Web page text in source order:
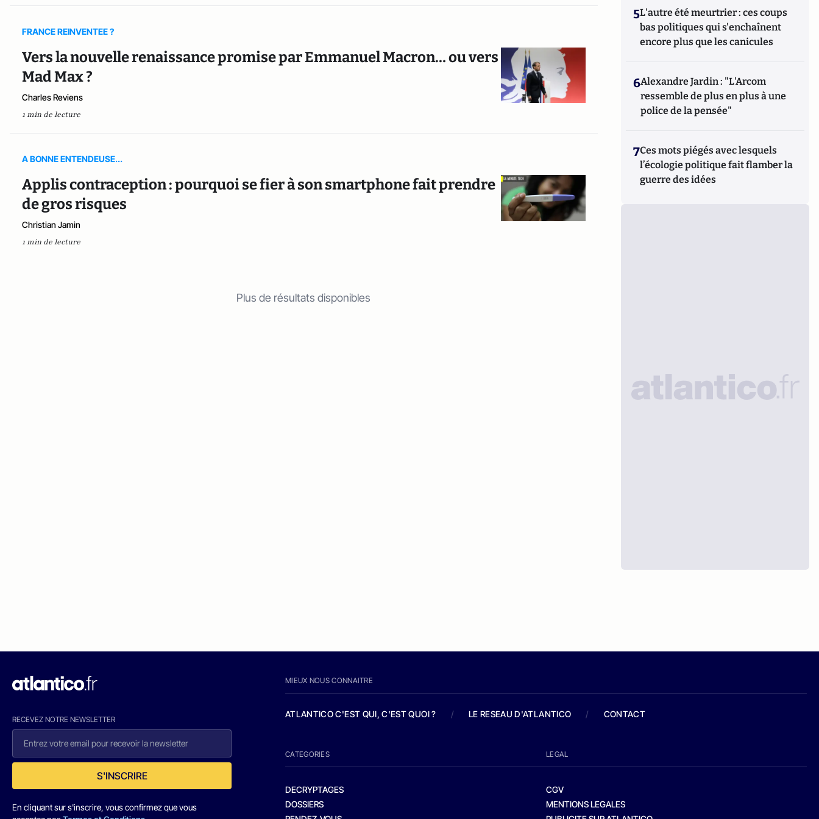
FRANCE REINVENTEE ?
Vers la nouvelle renaissance promise par Emmanuel Macron… ou vers
Mad Max ?
Charles Reviens
1 min de lecture
A BONNE ENTENDEUSE...
Applis contraception : pourquoi se fier à son smartphone fait prendre
de gros risques
Christian Jamin
1 min de lecture
Plus de résultats disponibles
5L'autre été meurtrier : ces coups
bas politiques qui s'enchaînent
encore plus que les canicules
6Alexandre Jardin : "L'Arcom
ressemble de plus en plus à une
police de la pensée"
7Ces mots piégés avec lesquels
l’écologie politique fait flamber la
guerre des idées
RECEVEZ NOTRE NEWSLETTER
S'INSCRIRE
En cliquant sur s'inscrire, vous confirmez que vous
MIEUX NOUS CONNAITRE
ATLANTICO C'EST QUI, C'EST QUOI ? / LE RESEAU D'ATLANTICO / CONTACT
CATEGORIES
DECRYPTAGES
DOSSIERS
LEGAL
CGV
MENTIONS LEGALES